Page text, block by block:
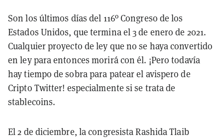
Son los últimos días del 116º Congreso de los
Estados Unidos, que termina el 3 de enero de 2021.
Cualquier proyecto de ley que no se haya convertido
en ley para entonces morirá con él. ¡Pero todavía
hay tiempo de sobra para patear el avispero de
Cripto Twitter! especialmente si se trata de
stablecoins.
El 2 de diciembre, la congresista Rashida Tlaib